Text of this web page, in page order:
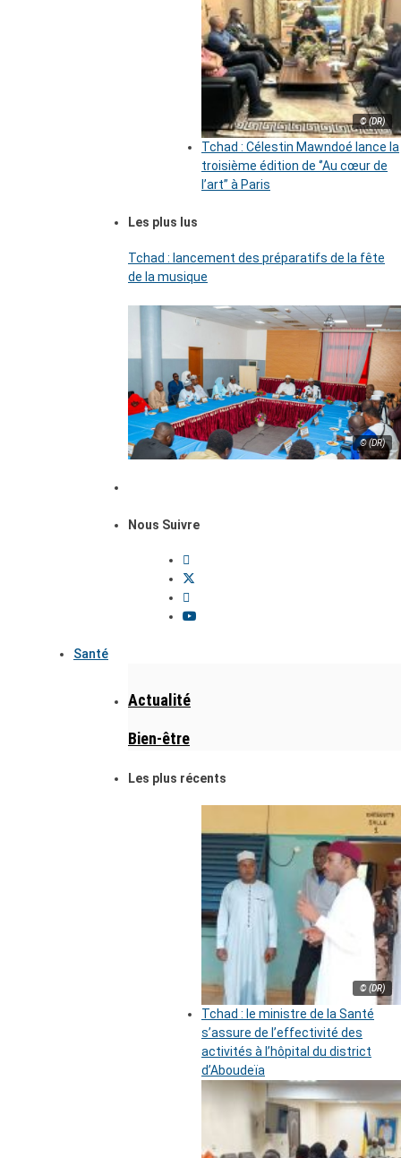
© (DR)
Tchad : Célestin Mawndoé lance la
troisième édition de ‘’Au cœur de
l’art’’ à Paris
Les plus lus
Tchad : lancement des préparatifs de la fête
de la musique
© (DR)
Nous Suivre
Santé
Actualité
Bien-être
Les plus récents
© (DR)
Tchad : le ministre de la Santé
s’assure de l’effectivité des
activités à l’hôpital du district
d’Aboudeïa